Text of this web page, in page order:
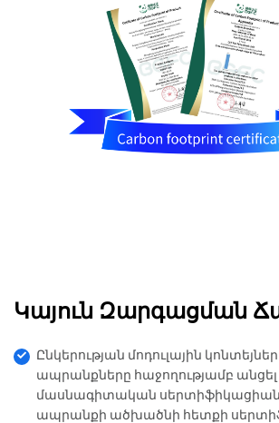
Կայուն Զարգացման
Ընկերության մոդուլային
ապրանքները հաջողությամբ անցել
մասնագիտական սերտիֆիկացիան
ապրանքի ածխածնի հետքի